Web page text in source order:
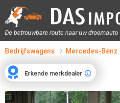
De betrouwbare route naar uw droomauto
Bedrijfswagens Mercedes-Benz
Erkende merkdealer
Erkende merkdealer